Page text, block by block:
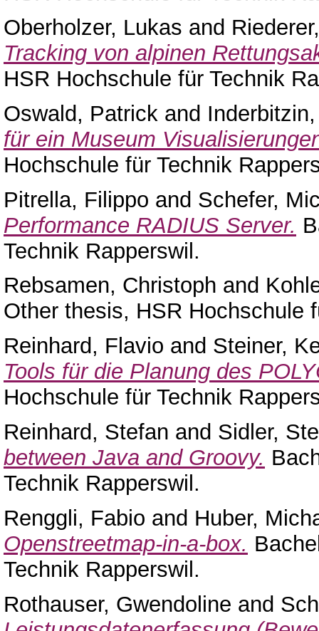
Oberholzer, Lukas and
Tracking von alpinen
HSR Hochschule für Technik
Oswald, Patrick and
für ein Museum
Hochschule für Technik
Pitrella, Filippo and Schefer,
Performance RADIUS Server.
Technik Rapperswil.
Rebsamen, Christoph and
Other thesis, HSR Hochschule
Reinhard, Flavio and Steiner,
Tools für die Planung des
Hochschule für Technik
Reinhard, Stefan and Sidler,
between Java and Groovy.
Technik Rapperswil.
Renggli, Fabio and Huber,
Openstreetmap-in-a-box.
Technik Rapperswil.
Rothauser, Gwendoline and